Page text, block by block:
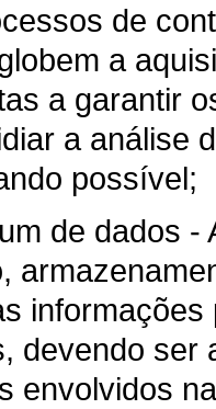
de
a
a garantir
a análise
possível;
de dados
devendo
envolvidos